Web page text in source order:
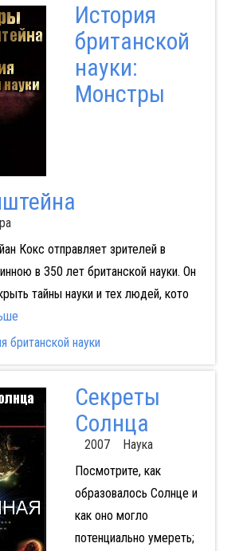
История
британской
науки:
Монстры
Кокс отправляет зрителей в
в 350 лет британской науки. Он
тайны науки и тех людей, кото
британской науки
Секреты
Солнца
2007 Наука
Посмотрите, как
образовалось Солнце и
как оно могло
потенциально умереть;